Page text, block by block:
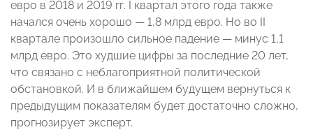
евро в 2018 и 2019 гг. I квартал этого года также
начался очень хорошо — 1,8 млрд евро. Но во II
квартале произошло сильное падение — минус 1,1
млрд евро. Это худшие цифры за последние 20 лет,
что связано с неблагоприятной политической
обстановкой. И в ближайшем будущем вернуться к
предыдущим показателям будет достаточно сложно,
прогнозирует эксперт.